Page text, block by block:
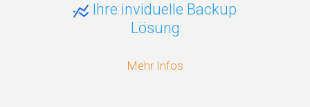
Ihre inviduelle Backup
Lösung
Mehr Infos